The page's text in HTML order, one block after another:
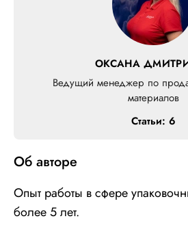
ОКСАНА
Ведущий менеджер по
материалов
Статьи: 6
Об авторе
Опыт работы в сфере
более 5 лет.